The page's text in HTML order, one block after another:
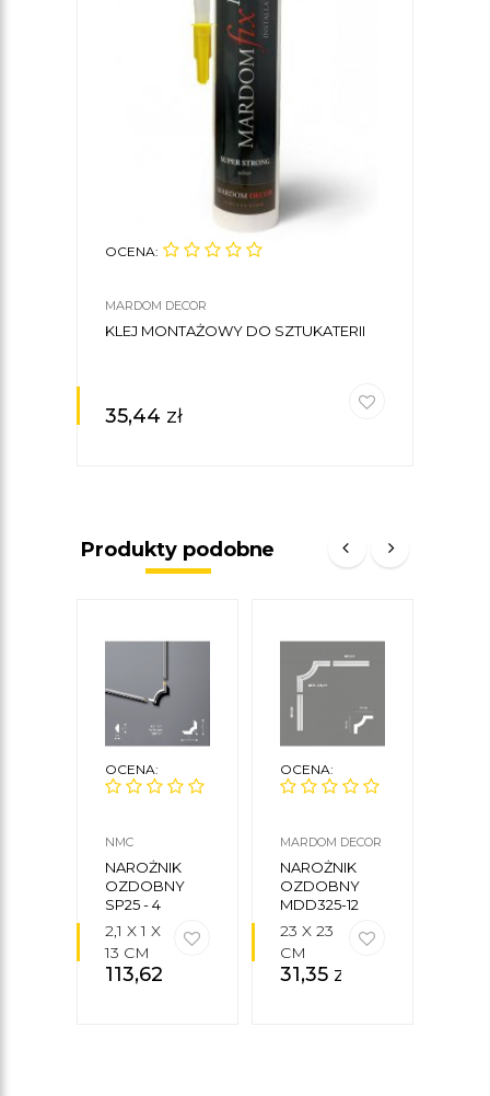
OCENA:
MARDOM DECOR
KLEJ MONTAŻOWY DO SZTUKATERII
35,44 zł
Produkty podobne
OCENA:
NMC
NAROŻNIK
OZDOBNY
SP25 - 4
SZTUKI
2,1 X 1 X
13 CM
113,62
OCENA:
MARDOM DECOR
NAROŻNIK
OZDOBNY
MDD325-12
23 X 23
CM
31,35 zł